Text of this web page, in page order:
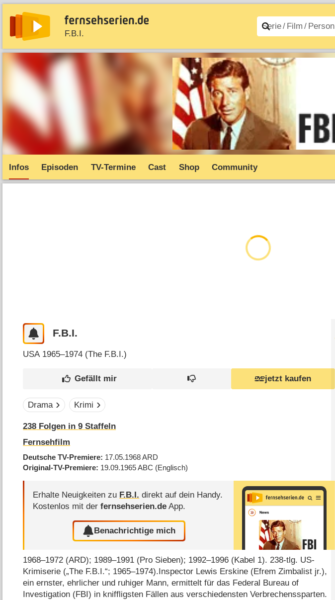
F.B.I.
News Entdecken Filme A–Z
Infos Episoden TV-Termine Cast Shop Community
F.B.I.
USA 1965–1974 (The F.B.I.)
jetzt kaufen
Drama Krimi
238 Folgen in9 Staffeln
Fernsehfilm
Deutsche TV-Premiere 17.05.1968ARD
Original-TV-Premiere 19.09.1965ABC (Englisch)
Erhalte Neuigkeiten zu F.B.I. direkt auf dein Handy.
Kostenlos mit derfernsehserien.de App.
Benachrichtige mich
1968⁠–⁠1972 (ARD); 1989⁠–⁠1991 (Pro Sieben); 1992⁠–⁠1996 (Kabel 1). 238-tlg. US-
Krimiserie („The F.B.I.“; 1965⁠–⁠1974).Inspector Lewis Erskine (Efrem Zimbalist jr.),
ein ernster, ehrlicher und ruhiger Mann, ermittelt für das Federal Bureau of
Investigation (FBI) in kniffligsten Fällen aus verschiedensten Verbrechenssparten.